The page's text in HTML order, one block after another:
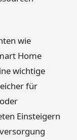
wie
Home
wichtige
für
Einsteigern